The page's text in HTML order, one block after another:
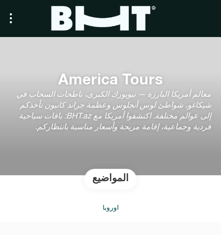
America Tours
معالم أمريكا البارزة — نيويورك الكبرى، ناطحات السحاب في
شيكاغو، شواطئ لوس أنجلوس وعظمة جراند كانيون تأخذكم
إلى عوالم مختلفة. اكتشفوا أمريكا مع BHT.az: باقات سياحية
فردية وجماعية، إقامة مريحة وأسعار مناسبة بانتظاركم.
المواضيع
أوروبا